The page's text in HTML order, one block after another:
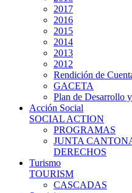
2017
2016
2015
2014
2013
2012
Rendición de
GACETA
Plan de Desarrollo
Acción Social
SOCIAL ACTION
PROGRAMAS
JUNTA
DERECHOS
Turismo
TOURISM
CASCADAS